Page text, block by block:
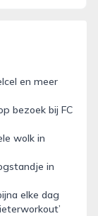
en meer
bezoek bij FC
wolk in
in
elke dag